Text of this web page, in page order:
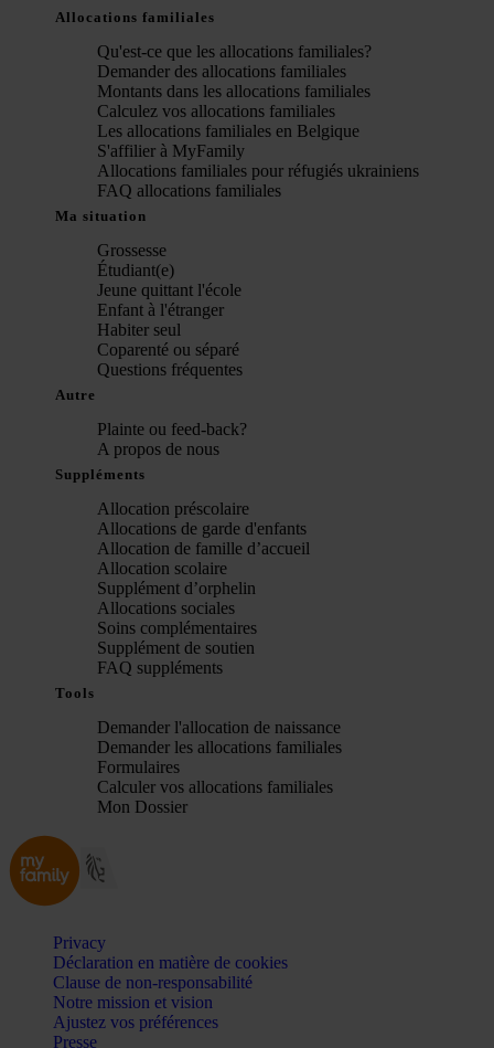
Allocations familiales
Qu'est-ce que les allocations familiales?
Demander des allocations familiales
Montants dans les allocations familiales
Calculez vos allocations familiales
Les allocations familiales en Belgique
S'affilier à MyFamily
Allocations familiales pour réfugiés ukrainiens
FAQ allocations familiales
Ma situation
Grossesse
Étudiant(e)
Jeune quittant l'école
Enfant à l'étranger
Habiter seul
Coparenté ou séparé
Questions fréquentes
Autre
Plainte ou feed-back?
A propos de nous
Suppléments
Allocation préscolaire
Allocations de garde d'enfants
Allocation de famille d’accueil
Allocation scolaire
Supplément d’orphelin
Allocations sociales
Soins complémentaires
Supplément de soutien
FAQ suppléments
Tools
Demander l'allocation de naissance
Demander les allocations familiales
Formulaires
Calculer vos allocations familiales
Mon Dossier
Privacy
Déclaration en matière de cookies
Clause de non-responsabilité
Notre mission et vision
Ajustez vos préférences
Presse